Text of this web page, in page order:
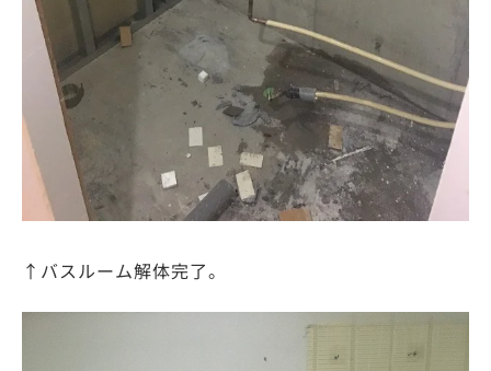
↑バスルーム解体完了。